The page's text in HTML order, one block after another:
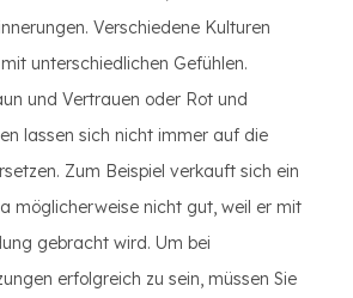
Verschiedene Kulturen
unterschiedlichen Gefühlen.
und Vertrauen oder Rot und
lassen sich nicht immer auf die
Zum Beispiel verkauft sich ein
möglicherweise nicht gut, weil er mit
gebracht wird. Um bei
erfolgreich zu sein, müssen Sie